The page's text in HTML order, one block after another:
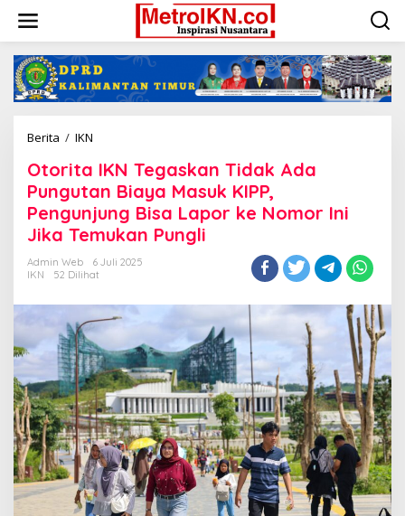
konten
Berita / IKN
Tegaskan
Tidak
Ada
Pungutan
Biaya
KIPP,
Pengunjung
Lapor
ke
Nomor
Ini
Jika
Temukan
Pungli
Otorita IKN Tegaskan Tidak Ada
Pungutan Biaya Masuk KIPP,
Pengunjung Bisa Lapor ke Nomor Ini
Jika Temukan Pungli
Admin Web
6 Juli 2025
IKN
52 Dilihat